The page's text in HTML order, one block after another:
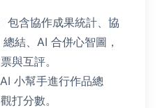
包含協作成果統計、協
結、AI 合併心智圖，
與互評。
小幫手進行作品總
打分數。